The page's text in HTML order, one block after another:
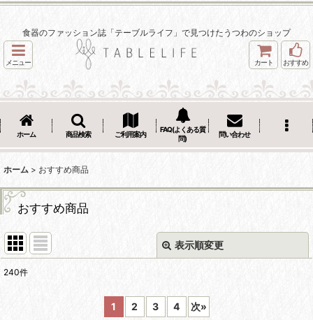
食器のファッション誌「テーブルライフ」で見つけたうつわのショップ
メニュー カート おすすめ
ホーム 商品検索 ご利用案内
FAQ(よくある質
問)
問い合わせ
ホーム > おすすめ商品
おすすめ商品
表示順変更
240件
1 2 3 4 次»